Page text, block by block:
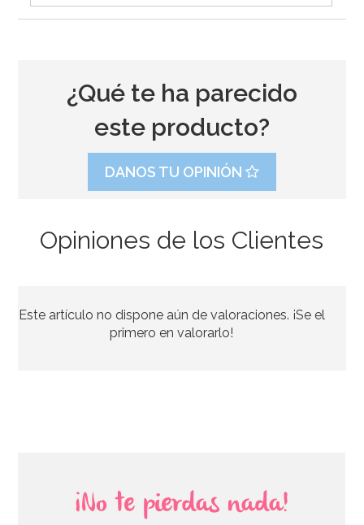
2,75€
¿Qué te ha parecido
este producto?
DANOS TU OPINIÓN
Opiniones de los Clientes
Este artículo no dispone aún de valoraciones. ¡Se el
primero en valorarlo!
¡No te pierdas nada!